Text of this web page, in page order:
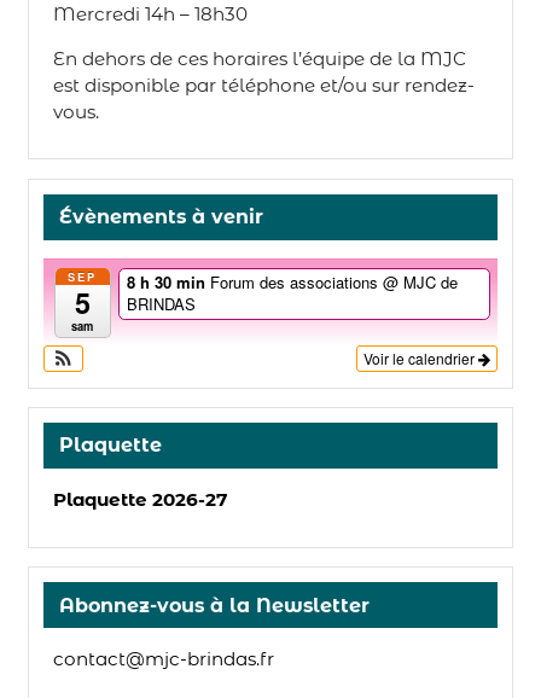
Mercredi 14h – 18h30
En dehors de ces horaires l’équipe de la MJC
est disponible par téléphone et/ou sur rendez-
vous.
Évènements à venir
SEP
5
sam
8 h 30 min Forum des associations @ MJC de
BRINDAS
Voir le calendrier
Plaquette
Plaquette 2026-27
Abonnez-vous à la Newsletter
contact@mjc-brindas.fr